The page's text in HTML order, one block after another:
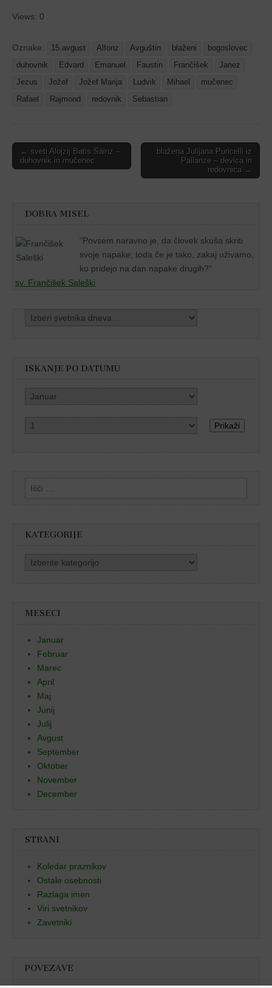
Views: 0
Oznake: 15.avgust Alfonz Avguštin blaženi
bogoslovec
duhovnik
Edvard Emanuel Faustin Frančišek
Janez
Jezus
Jožef Jožef Marija Ludvik Mihael
mučenec
Rafael
Rajmond redovnik Sebastian
Post
navigation
← sveti Alojzij Batis Sáinz –
duhovnik in mučenec
blažena Julijana Puricelli iz
Pallanze – devica in
redovnica →
DOBRA MISEL
"Povsem naravno je, da človek skuša skriti
svoje napake; toda če je tako, zakaj uživamo,
ko pridejo na dan napake drugih?"
sv. Frančišek Saleški
ISKANJE PO DATUMU
Prikaži
Išči:
KATEGORIJE
Kategorije
MESECI
Januar
Februar
Marec
April
Maj
Junij
Julij
Avgust
September
Oktober
November
December
STRANI
Koledar praznikov
Ostale osebnosti
Razlaga imen
Viri svetnikov
Zavetniki
POVEZAVE